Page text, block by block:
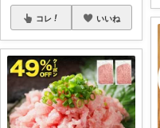
コレ いいね